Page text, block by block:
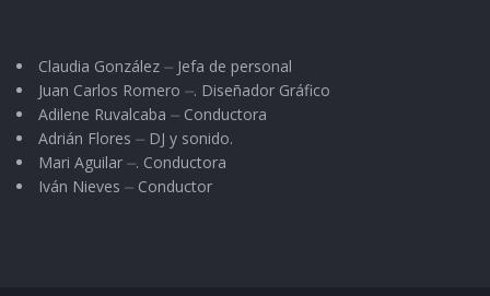
Claudia González ⏤ Jefa de personal
Juan Carlos Romero ⏤. Diseñador Gráfico
Adilene Ruvalcaba ⏤ Conductora
Adrián Flores ⏤ DJ y sonido.
Mari Aguilar ⏤. Conductora
Iván Nieves ⏤ Conductor